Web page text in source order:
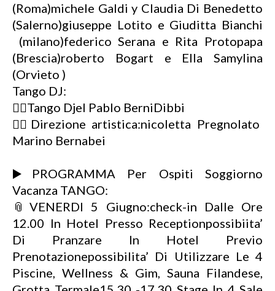
(Roma)michele Galdi y Claudia Di Benedetto
(Salerno)giuseppe Lotito e Giuditta Bianchi
(milano)federico Serana e Rita Protopapa
(Brescia)roberto Bogart e Ella Samylina
(Orvieto )
Tango DJ:
👉🏻Tango Djel Pablo BerniDibbi
👉🏻Direzione artistica:nicoletta Pregnolato
Marino Bernabei
▶️PROGRAMMA Per Ospiti Soggiorno
Vacanza TANGO:
📎VENERDI 5 Giugno:check-in Dalle Ore
12.00 In Hotel Presso Receptionpossibiita’
Di Pranzare In Hotel Previo
Prenotazionepossibilita’ Di Utilizzare Le 4
Piscine, Wellness & Gim, Sauna Filandese,